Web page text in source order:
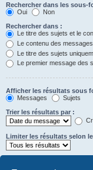
Rechercher dans les sous-
Oui
Non
Rechercher dans :
Le titre des sujets et le
Le contenu des
Le titre des sujets
Le premier message des
Afficher les résultats sous
Messages
Sujets
Trier les résultats par :
Limiter les résultats selon